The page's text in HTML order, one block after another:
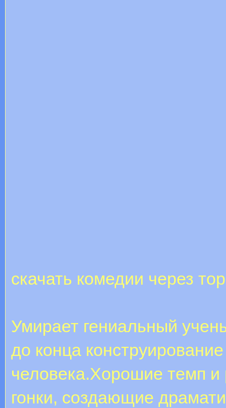
скачать комедии через
Умирает гениальный
до конца конструирование
человека.Хорошие темп и
гонки, создающие